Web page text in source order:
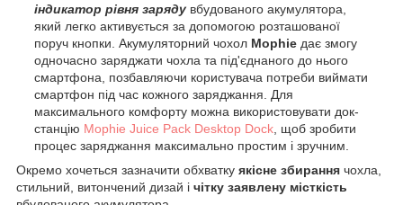
індикатор рівня заряду вбудованого акумулятора,
який легко активується за допомогою розташованої
поруч кнопки. Акумуляторний чохол Mophie дає змогу
одночасно заряджати чохла та під'єднаного до нього
смартфона, позбавляючи користувача потреби виймати
смартфон під час кожного заряджання. Для
максимального комфорту можна використовувати док-
станцію Mophie Juice Pack Desktop Dock , щоб зробити
процес заряджання максимально простим і зручним.
Окремо хочеться зазначити обхватку якісне збирання чохла,
стильний, витончений дизай і чітку заявлену місткість